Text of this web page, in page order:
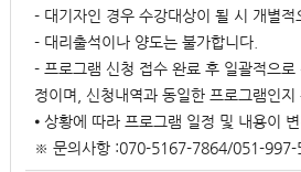
- 대기자인 경우 수강대상이 될 시 개별적
- 대리출석이나 양도는 불가합니다.
- 프로그램 신청 접수 완료 후 일괄적으로
정이며, 신청내역과 동일한 프로그램인지
⦁ 상황에 따라 프로그램 일정 및 내용이
※ 문의사항 :070-5167-7864/051-997-